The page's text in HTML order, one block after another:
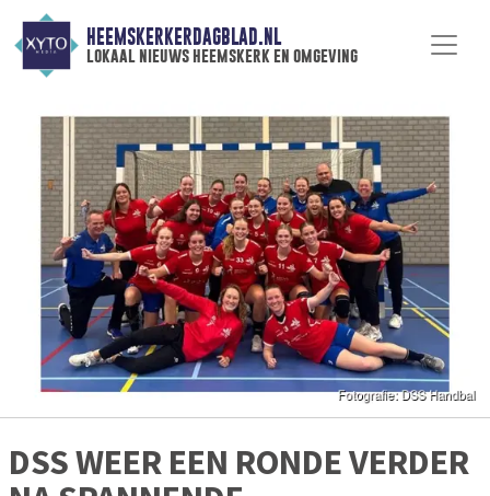
HEEMSKERKERDAGBLAD.NL
lokaal nieuws heemskerk en omgeving
DSS WEER EEN RONDE VERDER